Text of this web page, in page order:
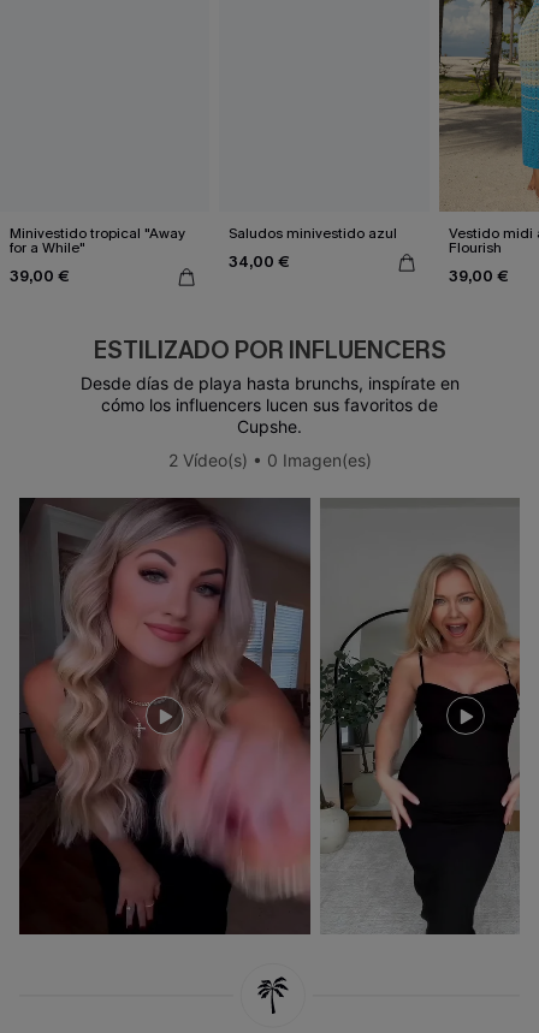
Minivestido tropical "Away
for a While"
39,00 €
Saludos minivestido azul
34,00 €
Vestido midi
Flourish
39,00 €
ESTILIZADO POR INFLUENCERS
Desde días de playa hasta brunchs, inspírate en
cómo los influencers lucen sus favoritos de
Cupshe.
2 Vídeo(s) • 0 Imagen(es)